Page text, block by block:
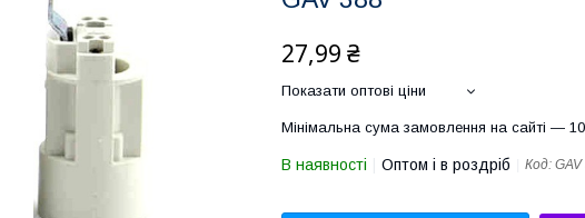
27,99 ₴
Показати оптові ціни
Мінімальна сума замовлення на сайті —
В наявності Оптом і в роздріб Код: